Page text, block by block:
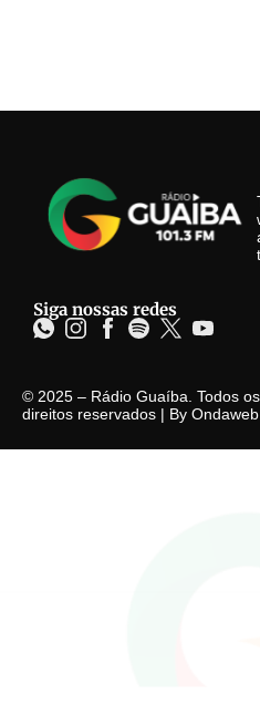
Siga nossas redes
© 2025 – Rádio Guaíba. Todos os
direitos reservados | By Ondaweb